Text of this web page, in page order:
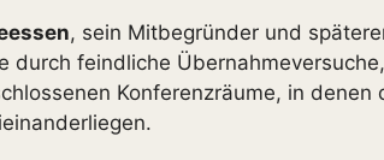
, sein Mitbegründer und
durch feindliche
Konferenzräume, in